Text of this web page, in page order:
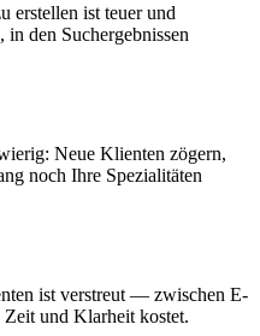
erstellen ist teuer und
den Suchergebnissen
Neue Klienten zögern,
noch Ihre Spezialitäten
ist verstreut — zwischen E-
und Klarheit kostet.